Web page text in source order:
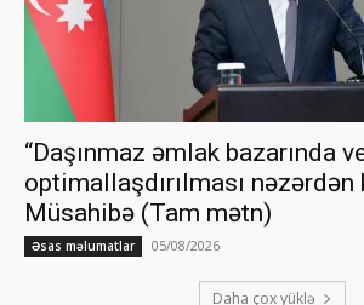
“Daşınmaz əmlak bazarında
optimallaşdırılması
Müsahibə (Tam mətn)
Əsas məlumatlar 05/08/2026
Daha çox yüklə